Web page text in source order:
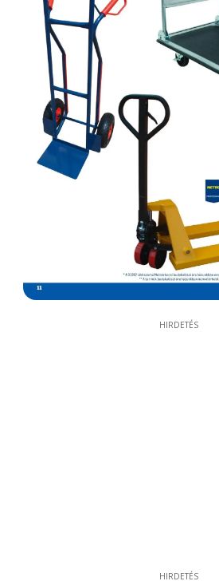
HIRDETÉS
HIRDETÉS